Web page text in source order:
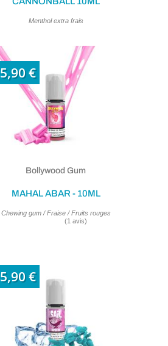
Menthol extra frais
5,90 €
Bollywood Gum
MAHAL ABAR - 10ML
Chewing gum / Fraise / Fruits rouges
5,90 €